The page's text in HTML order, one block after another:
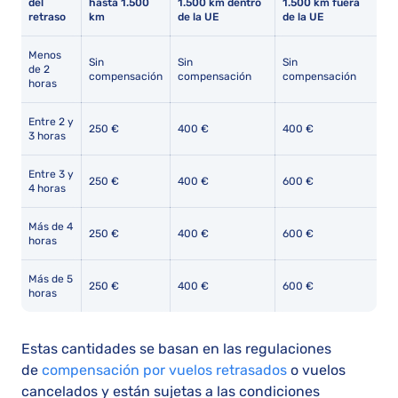
del
retraso
hasta 1.500
km
1.500 km dentro
de la UE
1.500 km fuera
de la UE
Menos
de 2
horas
Sin
compensación
Sin
compensación
Sin
compensación
Entre 2 y
3 horas
250 € 400 € 400 €
Entre 3 y
4 horas
250 € 400 € 600 €
Más de 4
horas
250 € 400 € 600 €
Más de 5
horas
250 € 400 € 600 €
Estas cantidades se basan en las regulaciones
de compensación por vuelos retrasados o vuelos
cancelados y están sujetas a las condiciones